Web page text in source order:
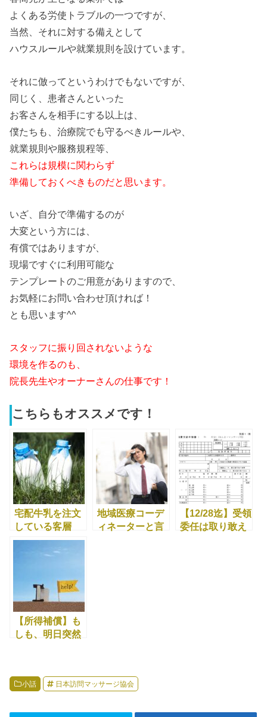
よくある労使トラブルの一つですが、
当然、それに対する備えとして
ハウスルールや就業規則 を設けてい ます。
それに倣ってと い うわけでもないですが、
同じく、 患者さんと いった
お客さんを相手にする以上は、
僕たちも、治療院でも守るべきルールや、
就業規則や服務規程等、
これらは規模に関わらず
準備しておくべきものだと思い ます。
いざ、自分で準備するのが
大変と い う方には、
有償ではありますが、
現場ですぐに利用可能な
テンプレートのご用意がありますので、
お気軽にお問い合わせ頂ければ！
とも思い ます^^
スタッフに振り回されない ような
環境を作るのも、
院長先生やオーナーさんの仕事です！
こちらもオススメです！
宅配牛乳を注文
している客層
は？
地域医療コーデ
ィネーターと言
【12/28迄】受領
委任は取り敢え
【所得補償】も
しも、明日突然
小話 日本訪問マッサージ協会